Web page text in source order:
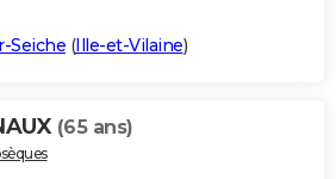
Seiche (Ille-et-Vilaine)
(65 ans)